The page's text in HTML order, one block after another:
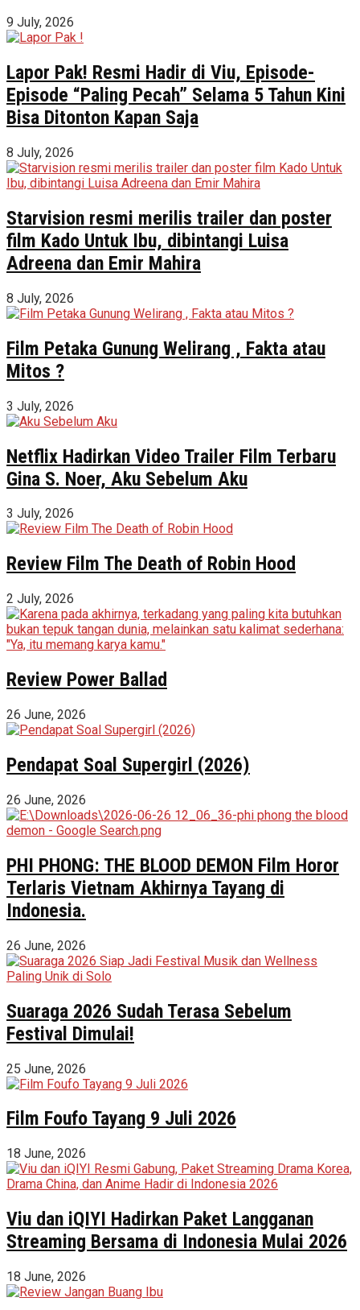
9 July, 2026
Lapor Pak! Resmi Hadir di Viu, Episode-
Episode “Paling Pecah” Selama 5 Tahun Kini
Bisa Ditonton Kapan Saja
8 July, 2026
Starvision resmi merilis trailer dan poster
film Kado Untuk Ibu, dibintangi Luisa
Adreena dan Emir Mahira
8 July, 2026
Film Petaka Gunung Welirang , Fakta atau
Mitos ?
3 July, 2026
Netflix Hadirkan Video Trailer Film Terbaru
Gina S. Noer, Aku Sebelum Aku
3 July, 2026
Review Film The Death of Robin Hood
2 July, 2026
Review Power Ballad
26 June, 2026
Pendapat Soal Supergirl (2026)
26 June, 2026
PHI PHONG: THE BLOOD DEMON Film Horor
Terlaris Vietnam Akhirnya Tayang di
Indonesia.
26 June, 2026
Suaraga 2026 Sudah Terasa Sebelum
Festival Dimulai!
25 June, 2026
Film Foufo Tayang 9 Juli 2026
18 June, 2026
Viu dan iQIYI Hadirkan Paket Langganan
Streaming Bersama di Indonesia Mulai 2026
18 June, 2026